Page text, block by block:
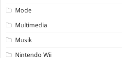
Mode
Multimedia
Musik
Nintendo Wii